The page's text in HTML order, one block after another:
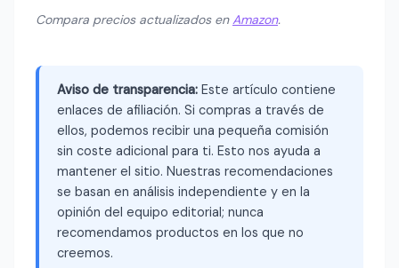
Compara precios actualizados enAmazon.
Aviso de transparencia: Este artículo contiene
enlaces de afiliación. Si compras a través de
ellos, podemos recibir una pequeña comisión
sin coste adicional para ti. Esto nos ayuda a
mantener el sitio. Nuestras recomendaciones
se basan en análisis independiente y en la
opinión del equipo editorial; nunca
recomendamos productos en los que no
creemos.